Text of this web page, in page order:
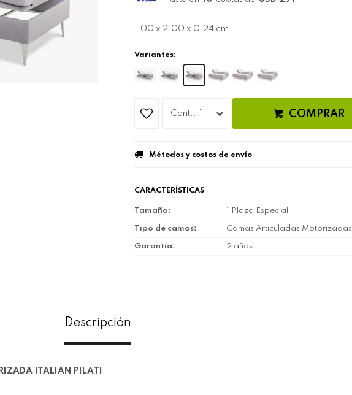
1.00 x 2.00 x 0.24 cm
Variantes:
COMPRAR
Métodos y costos de envío
CARACTERÍSTICAS
Tamaño 1 Plaza Especial
Tipo de camas Camas Articuladas Motorizadas
Garantía 2 años.
Descripción
ITALIAN PILATI